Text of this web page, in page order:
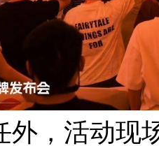
外，活动现